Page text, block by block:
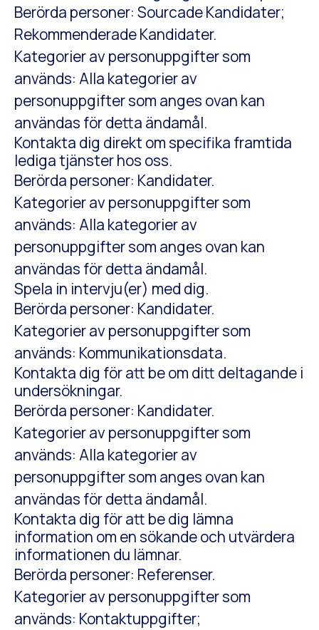
Berörda personer: Sourcade Kandidater;
Rekommenderade Kandidater.
Kategorier av personuppgifter som
används: Alla kategorier av
personuppgifter som anges ovan kan
användas för detta ändamål.
Kontakta dig direkt om specifika framtida
lediga tjänster hos oss.
Berörda personer: Kandidater.
Kategorier av personuppgifter som
används: Alla kategorier av
personuppgifter som anges ovan kan
användas för detta ändamål.
Spela in intervju(er) med dig.
Berörda personer: Kandidater.
Kategorier av personuppgifter som
används: Kommunikationsdata.
Kontakta dig för att be om ditt deltagande i
undersökningar.
Berörda personer: Kandidater.
Kategorier av personuppgifter som
används: Alla kategorier av
personuppgifter som anges ovan kan
användas för detta ändamål.
Kontakta dig för att be dig lämna
information om en sökande och utvärdera
informationen du lämnar.
Berörda personer: Referenser.
Kategorier av personuppgifter som
används: Kontaktuppgifter;